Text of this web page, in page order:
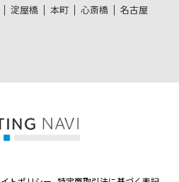
淀屋橋 本町 心斎橋 名古屋